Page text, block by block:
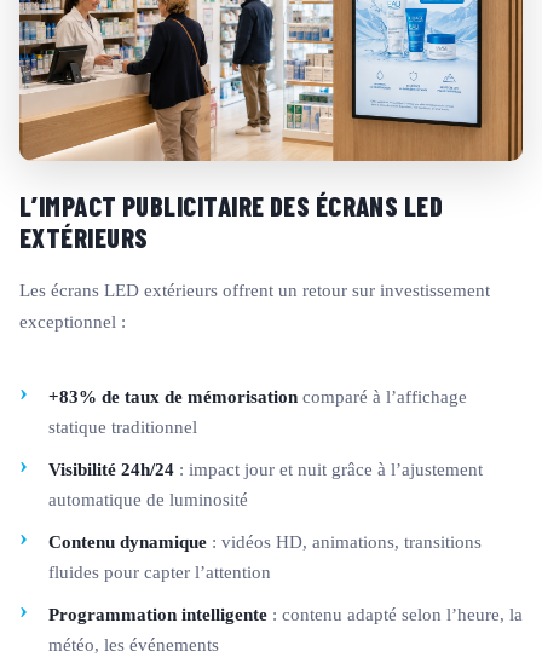
L’IMPACT PUBLICITAIRE DES ÉCRANS LED
EXTÉRIEURS
Les écrans LED extérieurs offrent un retour sur investissement
exceptionnel :
+83% de taux de mémorisation comparé à l’affichage
statique traditionnel
Visibilité 24h/24 : impact jour et nuit grâce à l’ajustement
automatique de luminosité
Contenu dynamique : vidéos HD, animations, transitions
fluides pour capter l’attention
Programmation intelligente : contenu adapté selon l’heure, la
météo, les événements